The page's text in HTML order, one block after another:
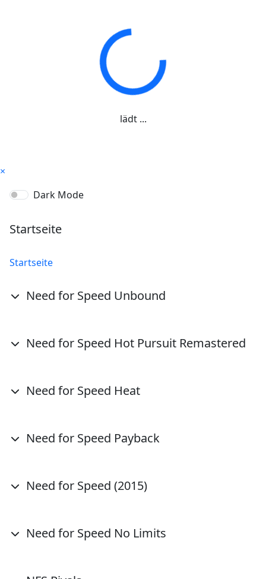
lädt ...
×
Dark Mode
Startseite
Startseite
Need for Speed Unbound
Need for Speed Hot Pursuit Remastered
Need for Speed Heat
Need for Speed Payback
Need for Speed (2015)
Need for Speed No Limits